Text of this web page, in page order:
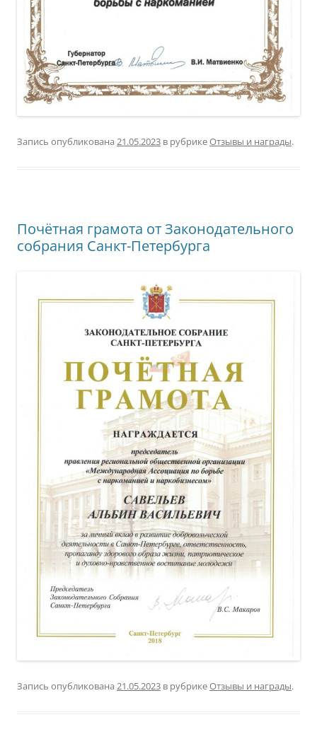
Запись опубликована 21.05.2023 в рубрикеОтзывы и награды.
Почётная грамота от Законодательного
собрания Санкт-Петербурга
Запись опубликована 21.05.2023 в рубрикеОтзывы и награды.